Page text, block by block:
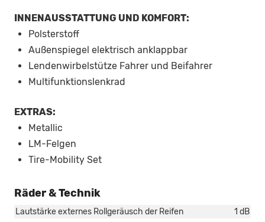
INNENAUSSTATTUNG UND KOMFORT:
Polsterstoff
Außenspiegel elektrisch anklappbar
Lendenwirbelstütze Fahrer und Beifahrer
Multifunktionslenkrad
EXTRAS:
Metallic
LM-Felgen
Tire-Mobility Set
Räder & Technik
Lautstärke externes Rollgeräusch der Reifen
1 dB